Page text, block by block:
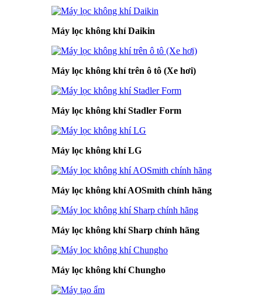
Máy lọc không khí Daikin
Máy lọc không khí trên ô tô (Xe hơi)
Máy lọc không khí Stadler Form
Máy lọc không khí LG
Máy lọc không khí AOSmith chính hãng
Máy lọc không khí Sharp chính hãng
Máy lọc không khí Chungho